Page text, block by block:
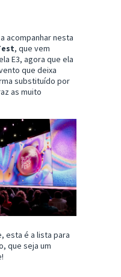
acompanhar nesta
, que vem
E3, agora que ela
que deixa
substituído por
as muito
esta é a lista para
que seja um